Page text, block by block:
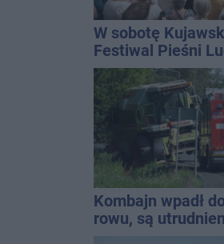
W sobotę
Festiwal Pieśni
Kombajn wpadł
rowu, są